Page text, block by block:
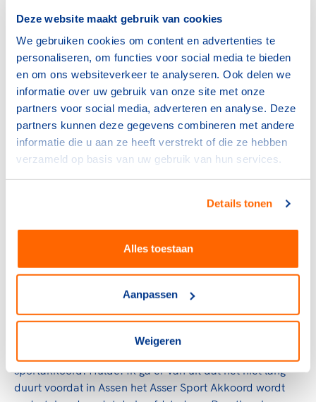
Deze website maakt gebruik van cookies
We gebruiken cookies om content en advertenties te
personaliseren, om functies voor social media te bieden
en om ons websiteverkeer te analyseren. Ook delen we
informatie over uw gebruik van onze site met onze
partners voor social media, adverteren en analyse. Deze
partners kunnen deze gegevens combineren met andere
informatie die u aan ze heeft verstrekt of die ze hebben
verzameld op basis van uw gebruik van hun services.
Details tonen
Alles toestaan
Aanpassen
Weigeren
sportakkoord te komen.
Assen is deze twee weken, samen met Nieuwegein en
Den Haag host city van de NOC*NSF Nationale
Sportweek. De Nationale Sportweek is onderdeel van
een bredere, Europese beweging, waarbij onder de
noemer #BeActive in maar liefst 42 Europese landen
komende week de European Week of Sport wordt
georganiseerd.
allroundschaatsen en inwoner van Assen Renate
discussies. 'Het gaat mij niet om topsport, maar om
zonder drempels', zei ze tijdens een van de break out
sessies over het Asser Sport Akkoord.
Wat geweldig dat rolmodellen als Renate zich na hun
actieve topsportcarrière willen inzetten en willen
sportakkoord. Hulde! Ik ga er van uit dat het niet lang
duurt voordat in Assen het Asser Sport Akkoord wordt